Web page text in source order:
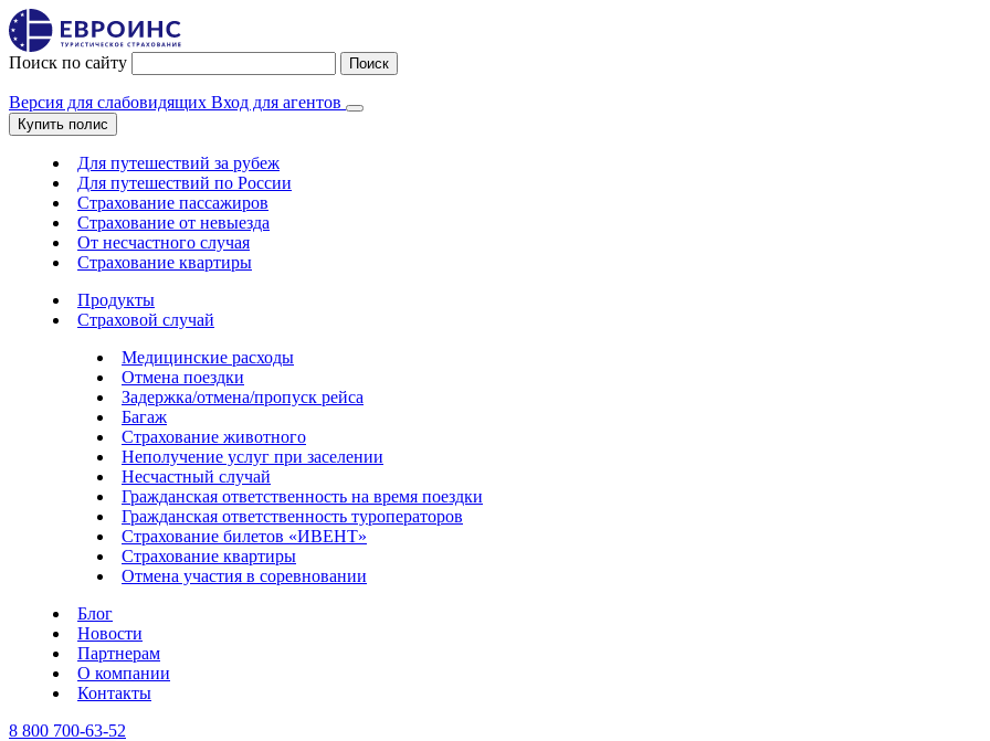
Поиск по сайту Поиск
Версия для слабовидящих Вход для агентов
Купить полис
Для путешествий за рубеж
Для путешествий по России
Страхование пассажиров
Страхование от невыезда
От несчастного случая
Страхование квартиры
Продукты
Страховой случай
Медицинские расходы
Отмена поездки
Задержка/отмена/пропуск рейса
Багаж
Страхование животного
Неполучение услуг при заселении
Несчастный случай
Гражданская ответственность на время поездки
Гражданская ответственность туроператоров
Страхование билетов «ИВЕНТ»
Страхование квартиры
Отмена участия в соревновании
Блог
Новости
Партнерам
О компании
Контакты
8 800 700-63-52